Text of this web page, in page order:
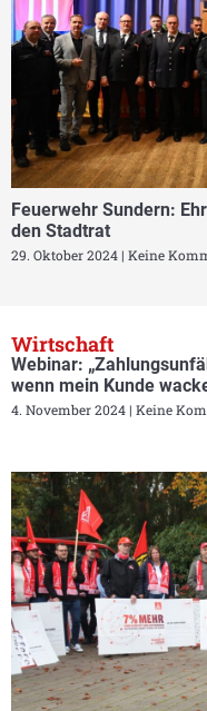
Feuerwehr Sundern:
den Stadtrat
29. Oktober 2024 Keine
Wirtschaft
Webinar:
wenn mein Kunde
4. November 2024 Keine